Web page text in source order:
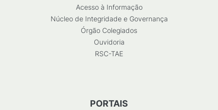
Acesso à Informação
Núcleo de Integridade e Governança
Órgão Colegiados
Ouvidoria
RSC-TAE
PORTAIS